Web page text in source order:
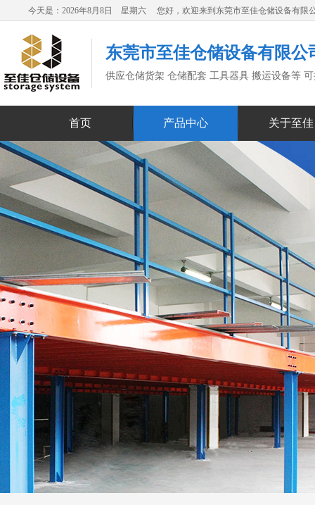
今天是：2026年8月8日 星期六 您好，欢迎来到东莞市至佳仓储设备有限
东莞市至佳仓储设备有限公
供应仓储货架 仓储配套 工具器具 搬运设备等
首页 产品中心 关于至佳